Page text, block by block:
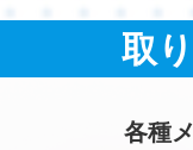
取
各種